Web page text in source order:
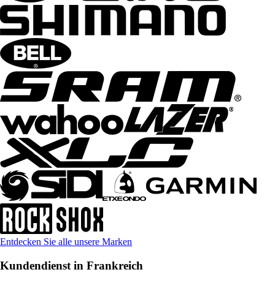
Entdecken Sie alle unsere Marken
Kundendienst in Frankreich